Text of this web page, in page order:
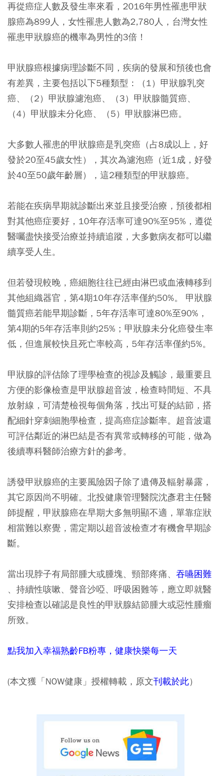
再從癌症人數及發生率來看，2016年男性罹患甲狀
腺癌為899人，女性罹患人數為2,780人，台灣女性
罹患甲狀腺癌的機率為男性的3倍！
甲狀腺癌根據病理診斷不同，疾病的發展和預後也會
有差異，主要包括以下5種類型：（1）甲狀腺乳突
癌、（2）甲狀腺濾泡癌、（3）甲狀腺髓質癌、
（4）甲狀腺未分化癌、（5）甲狀腺淋巴癌。
大多數人罹患的甲狀腺癌是乳突癌（占8成以上，好
發於20至45歲女性），其次為濾泡癌（近1成，好發
於40至50歲年齡層），這2種類型的甲狀腺癌。
若能在疾病早期就診斷出來並且接受治療，預後都相
對其他癌症要好，10年存活率可達90%至95%，遵從
醫囑盡快接受治療並持續追蹤，大多數病友都可以繼
續享受人生。
但若發現較晚，癌細胞往往已經由淋巴或血液轉移到
其他組織器官，第4期10年存活率僅約50%。 甲狀腺
髓質癌若能早期診斷，5年存活率可達80%至90%，
第4期的5年存活率則約25%；甲狀腺未分化癌發生率
低，但進展較快且死亡率較高，5年存活率僅約5%。
甲狀腺的評估除了理學檢查的視診及觸診，最重要且
方便的影像檢查是甲狀腺超音波，檢查時間短、不具
放射線，可清楚檢視每個角落，找出可疑的結節，搭
配細針穿刺細胞學檢查，提高癌症診斷率。超音波還
可評估鄰近的淋巴結是否有異常或轉移的可能，做為
後續專科醫師治療方針的參考。
誘發甲狀腺癌的主要風險因子除了遺傳及輻射暴露，
其它原因尚不明確。北投健康管理醫院沈彥君主任醫
師提醒，甲狀腺癌在早期大多無明顯不適，單靠症狀
相當難以察覺，需定期以超音波檢查才有機會早期診
斷。
當出現脖子有局部腫大或腫塊、頸部疼痛、 吞嚥困難
、持續性咳嗽、聲音沙啞、呼吸困難等，應立即就醫
安排檢查以確認是良性的甲狀腺結節腫大或惡性腫瘤
所致。
點我加入幸福熟齡FB粉專，健康快樂每一天
(本文獲「NOW健康」授權轉載，原文刊載於此）